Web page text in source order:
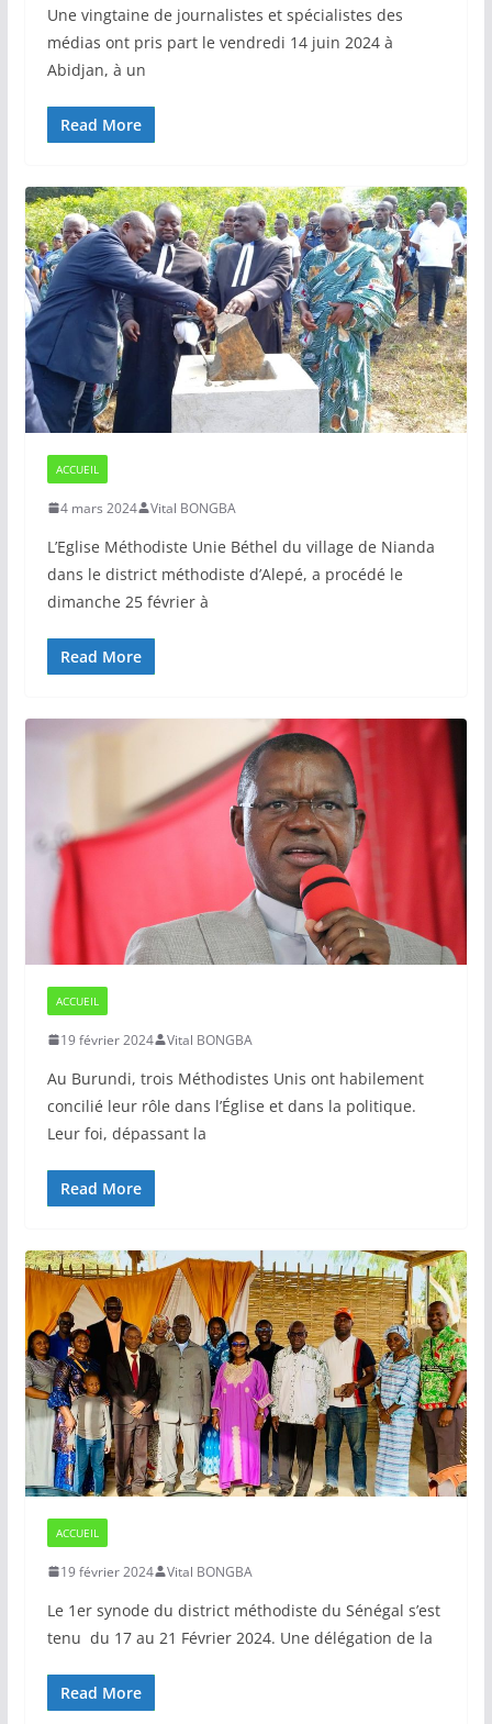
Une vingtaine de journalistes et spécialistes des
médias ont pris part le vendredi 14 juin 2024 à
Abidjan, à un
Read More
ACCUEIL
4 mars 2024 Vital BONGBA
L’Eglise Méthodiste Unie Béthel du village de Nianda
dans le district méthodiste d’Alepé, a procédé le
dimanche 25 février à
Read More
ACCUEIL
19 février 2024 Vital BONGBA
Au Burundi, trois Méthodistes Unis ont habilement
concilié leur rôle dans l’Église et dans la politique.
Leur foi, dépassant la
Read More
ACCUEIL
19 février 2024 Vital BONGBA
Le 1er synode du district méthodiste du Sénégal s’est
tenu du 17 au 21 Février 2024. Une délégation de la
Read More